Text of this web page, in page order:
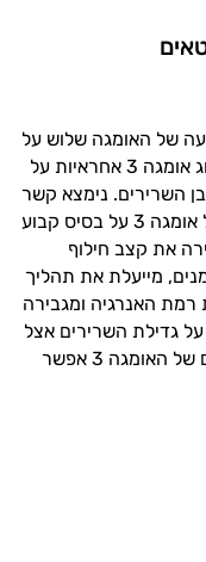
של האומגה שלוש על
הגוף שלנו היא אדירה. חומצות השומן מסוג אומגה 3 אחראיות על
השרירים. נימצא קשר
ישיר בין גדילת מסת השרירים לצריכה של אומגה 3 על בסיס קבוע
החלבונים. אומגה 3 מגבירה את קצב חילוף
מייעלת את תהליך
האנרגיה ומגבירה
על גדילת השרירים אצל
ספורטאים. בין שלל יתרונותיה לספורטאים של האומגה 3 אפשר
למטרות